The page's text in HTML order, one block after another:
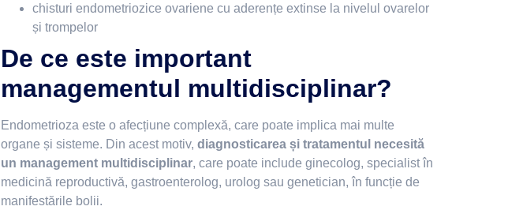
chisturi endometriozice ovariene cu aderențe extinse la nivelul ovarelor
și trompelor
De ce este important
managementul multidisciplinar?
Endometrioza este o afecțiune complexă, care poate implica mai multe
organe și sisteme. Din acest motiv, diagnosticarea și tratamentul necesită
un management multidisciplinar, care poate include ginecolog, specialist în
medicină reproductivă, gastroenterolog, urolog sau genetician, în funcție de
manifestările bolii.